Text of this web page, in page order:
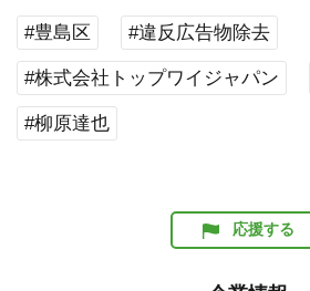
#豊島区 #違反広告物除去
#株式会社トップワイジャパン
#柳原達也
応援する